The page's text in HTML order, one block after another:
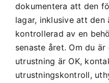
dokumentera att den
lagar, inklusive att den
kontrollerad av en
senaste året. Om du
utrustning är OK,
utrustningskontroll,